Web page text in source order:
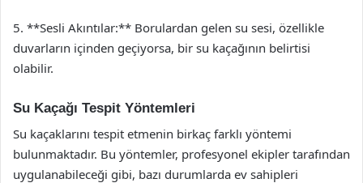
5. **Sesli Akıntılar:** Borulardan gelen su sesi, özellikle
duvarların içinden geçiyorsa, bir su kaçağının belirtisi
olabilir.
Su Kaçağı Tespit Yöntemleri
Su kaçaklarını tespit etmenin birkaç farklı yöntemi
bulunmaktadır. Bu yöntemler, profesyonel ekipler tarafından
uygulanabileceği gibi, bazı durumlarda ev sahipleri